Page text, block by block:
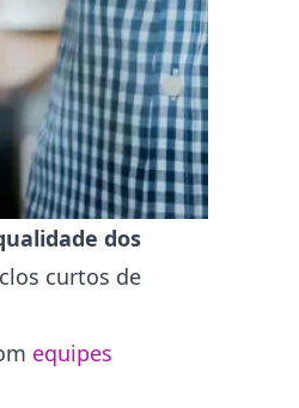
dos
curtos de
equipes